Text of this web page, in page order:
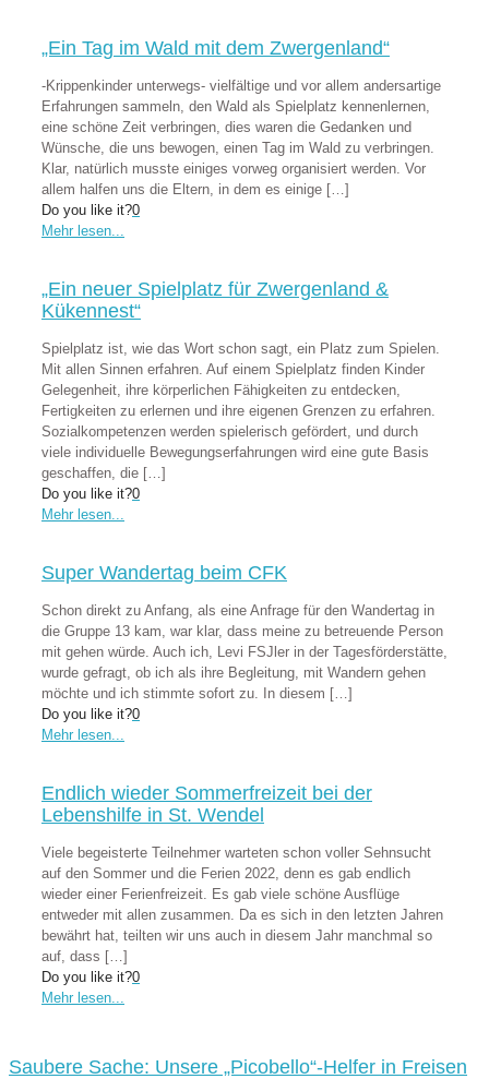
„Ein Tag im Wald mit dem Zwergenland“
-Krippenkinder unterwegs- vielfältige und vor allem andersartige
Erfahrungen sammeln, den Wald als Spielplatz kennenlernen,
eine schöne Zeit verbringen, dies waren die Gedanken und
Wünsche, die uns bewogen, einen Tag im Wald zu verbringen.
Klar, natürlich musste einiges vorweg organisiert werden. Vor
allem halfen uns die Eltern, in dem es einige […]
Do you like it?0
Mehr lesen...
„Ein neuer Spielplatz für Zwergenland &
Kükennest“
Spielplatz ist, wie das Wort schon sagt, ein Platz zum Spielen.
Mit allen Sinnen erfahren. Auf einem Spielplatz finden Kinder
Gelegenheit, ihre körperlichen Fähigkeiten zu entdecken,
Fertigkeiten zu erlernen und ihre eigenen Grenzen zu erfahren.
Sozialkompetenzen werden spielerisch gefördert, und durch
viele individuelle Bewegungserfahrungen wird eine gute Basis
geschaffen, die […]
Do you like it?0
Mehr lesen...
Super Wandertag beim CFK
Schon direkt zu Anfang, als eine Anfrage für den Wandertag in
die Gruppe 13 kam, war klar, dass meine zu betreuende Person
mit gehen würde. Auch ich, Levi FSJler in der Tagesförderstätte,
wurde gefragt, ob ich als ihre Begleitung, mit Wandern gehen
möchte und ich stimmte sofort zu. In diesem […]
Do you like it?0
Mehr lesen...
Endlich wieder Sommerfreizeit bei der
Lebenshilfe in St. Wendel
Viele begeisterte Teilnehmer warteten schon voller Sehnsucht
auf den Sommer und die Ferien 2022, denn es gab endlich
wieder einer Ferienfreizeit. Es gab viele schöne Ausflüge
entweder mit allen zusammen. Da es sich in den letzten Jahren
bewährt hat, teilten wir uns auch in diesem Jahr manchmal so
auf, dass […]
Do you like it?0
Mehr lesen...
Saubere Sache: Unsere „Picobello“-Helfer in Freisen